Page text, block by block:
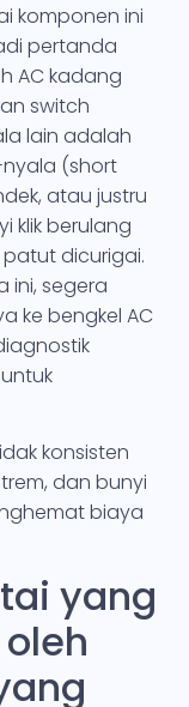
komponen ini
pertanda
AC kadang
switch
lain adalah
(short
atau justru
klik berulang
dicurigai.
ini, segera
ke bengkel AC
konsisten
dan bunyi
biaya
yang